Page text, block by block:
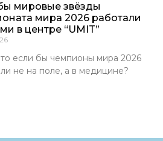
мировые звёзды
мира 2026 работали
в центре “UMIT”
бы чемпионы мира 2026
не на поле, а в медицине?